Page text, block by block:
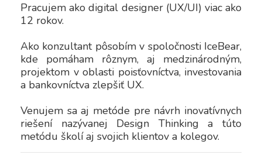
Pracujem ako digital designer (UX/UI) viac ako
12 rokov.
Ako konzultant pôsobím v spoločnosti IceBear,
kde pomáham rôznym, aj medzinárodným,
projektom v oblasti poisťovníctva, investovania
a bankovníctva zlepšiť UX.
Venujem sa aj metóde pre návrh inovatívnych
riešení nazývanej Design Thinking a túto
metódu školí aj svojich klientov a kolegov.